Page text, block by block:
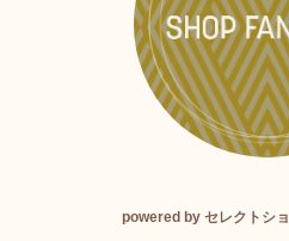
powered by セレクトシ